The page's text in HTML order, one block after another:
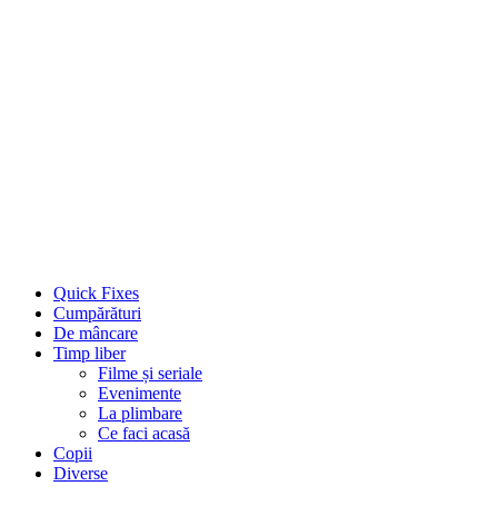
Quick Fixes
Cumpărături
De mâncare
Timp liber
Filme și seriale
Evenimente
La plimbare
Ce faci acasă
Copii
Diverse